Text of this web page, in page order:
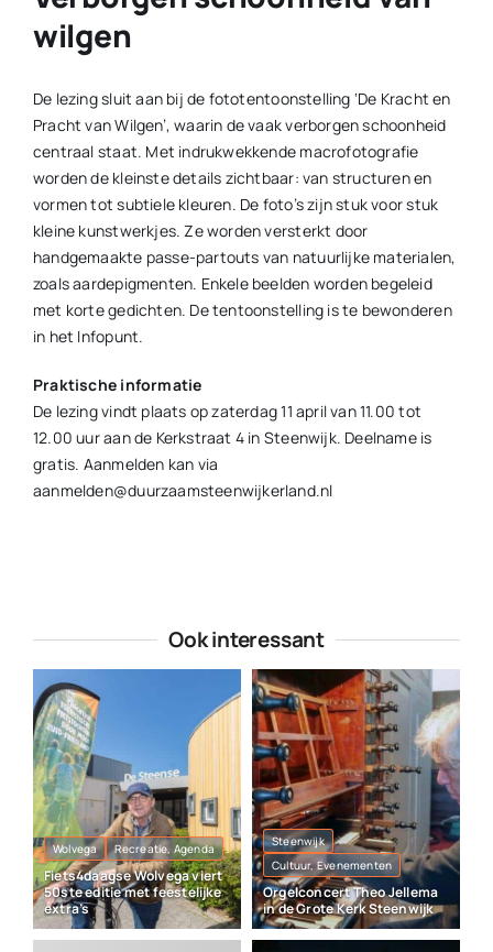
wilgen
De lezing sluit aan bij de fototentoonstelling ‘De Kracht en
Pracht van Wilgen’, waarin de vaak verborgen schoonheid
centraal staat. Met indrukwekkende macrofotografie
worden de kleinste details zichtbaar: van structuren en
vormen tot subtiele kleuren. De foto’s zijn stuk voor stuk
kleine kunstwerkjes. Ze worden versterkt door
handgemaakte passe-partouts van natuurlijke materialen,
zoals aardepigmenten. Enkele beelden worden begeleid
met korte gedichten. De tentoonstelling is te bewonderen
in het Infopunt.
Praktische informatie
De lezing vindt plaats op zaterdag 11 april van 11.00 tot
12.00 uur aan de Kerkstraat 4 in Steenwijk. Deelname is
gratis. Aanmelden kan via
aanmelden@duurzaamsteenwijkerland.nl
Ook interessant
Wolvega Recreatie, Agenda
Fiets4daagse Wolvega viert
50ste editie met feestelijke
extra’s
Steenwijk
Cultuur, Evenementen
Orgelconcert Theo Jellema
in de Grote Kerk Steenwijk